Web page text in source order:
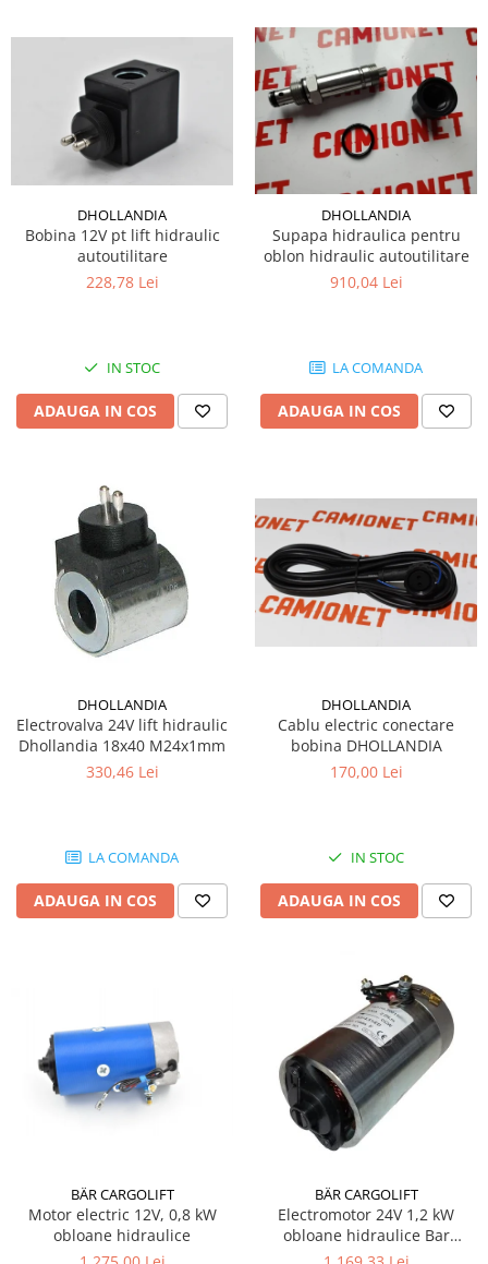
DHOLLANDIA
Bobina 12V pt lift hidraulic
autoutilitare
228,78 Lei
IN STOC
ADAUGA IN COS
DHOLLANDIA
Supapa hidraulica pentru
oblon hidraulic autoutilitare
910,04 Lei
LA COMANDA
ADAUGA IN COS
DHOLLANDIA
Electrovalva 24V lift hidraulic
Dhollandia 18x40 M24x1mm
330,46 Lei
LA COMANDA
ADAUGA IN COS
DHOLLANDIA
Cablu electric conectare
bobina DHOLLANDIA
170,00 Lei
IN STOC
ADAUGA IN COS
BÄR CARGOLIFT
Motor electric 12V, 0,8 kW
obloane hidraulice
BÄR CARGOLIFT
Electromotor 24V 1,2 kW
obloane hidraulice Bar
Cargolift